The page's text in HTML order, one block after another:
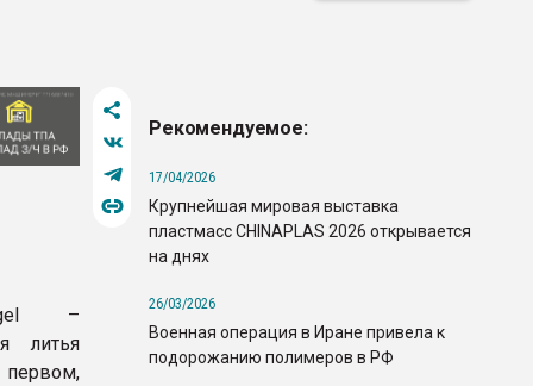
–
литья
первом,
Рекомендуемое:
17/04/2026
Крупнейшая мировая выставка
пластмасс CHINAPLAS 2026 открывается
на днях
26/03/2026
Военная операция в Иране привела к
подорожанию полимеров в РФ